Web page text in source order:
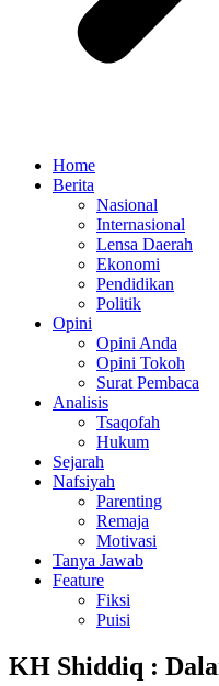
Home
Berita
Nasional
Internasional
Lensa Daerah
Ekonomi
Pendidikan
Politik
Opini
Opini Anda
Opini Tokoh
Surat Pembaca
Analisis
Tsaqofah
Hukum
Sejarah
Nafsiyah
Parenting
Remaja
Motivasi
Tanya Jawab
Feature
Fiksi
Puisi
KH Shiddiq :